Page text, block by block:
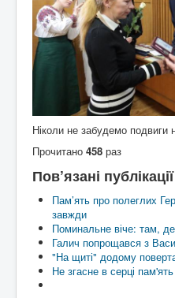
Ніколи не забудемо подвиги
Прочитано 458 раз
Пов’язані публікації
Пам’ять про полеглих
завжди
Поминальне віче: там,
Галич попрощався з
"На щиті" додому
Не згасне в серці